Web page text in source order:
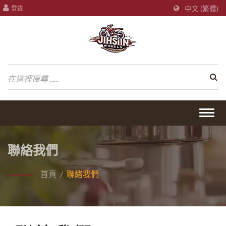
登錄 中文 (繁體)
聯絡我們
首頁 / 聯絡我們